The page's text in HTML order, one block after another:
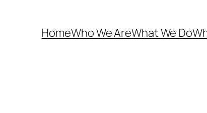
HomeWho We AreWhat We Do